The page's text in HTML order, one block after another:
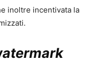
inoltre incentivata la